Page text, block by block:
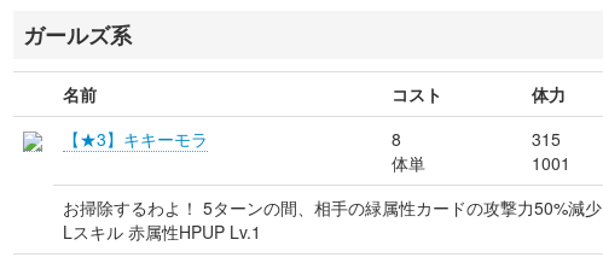
ガールズ系
名前 コスト 体力
【★3】キキーモラ
8
体単
315
1001
お掃除するわよ！ 5ターンの間、相手の緑属性カードの攻撃力50%減少
Lスキル 赤属性HPUP Lv.1